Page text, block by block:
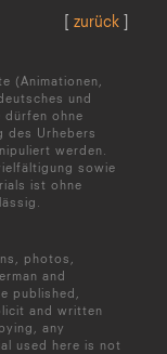
zurück
(Animationen,
und
dürfen ohne
des Urhebers
werden.
sowie
ist ohne
photos,
and
published,
and written
any
used here is not